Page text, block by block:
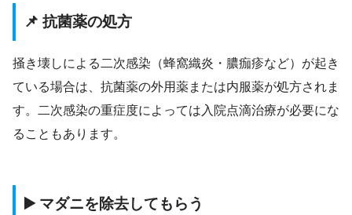
📌 抗菌薬の処方
掻き壊しによる二次感染（蜂窩織炎・膿痂疹など）が起き
ている場合は、抗菌薬の外用薬または内服薬が処方されま
す。二次感染の重症度によっては入院点滴治療が必要にな
ることもあります。
▶️ マダニを除去してもらう